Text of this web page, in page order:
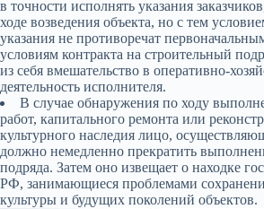
в точности исполнять указания
ходе возведения объекта, но с тем
указания не противоречат
условиям контракта на строительный
из себя вмешательство в оперативно-
деятельность исполнителя.
В случае обнаружения по ходу
работ, капитального ремонта или
культурного наследия лицо,
должно немедленно прекратить
подряда. Затем оно извещает о находке
РФ, занимающиеся проблемами
культуры и будущих поколений объектов.